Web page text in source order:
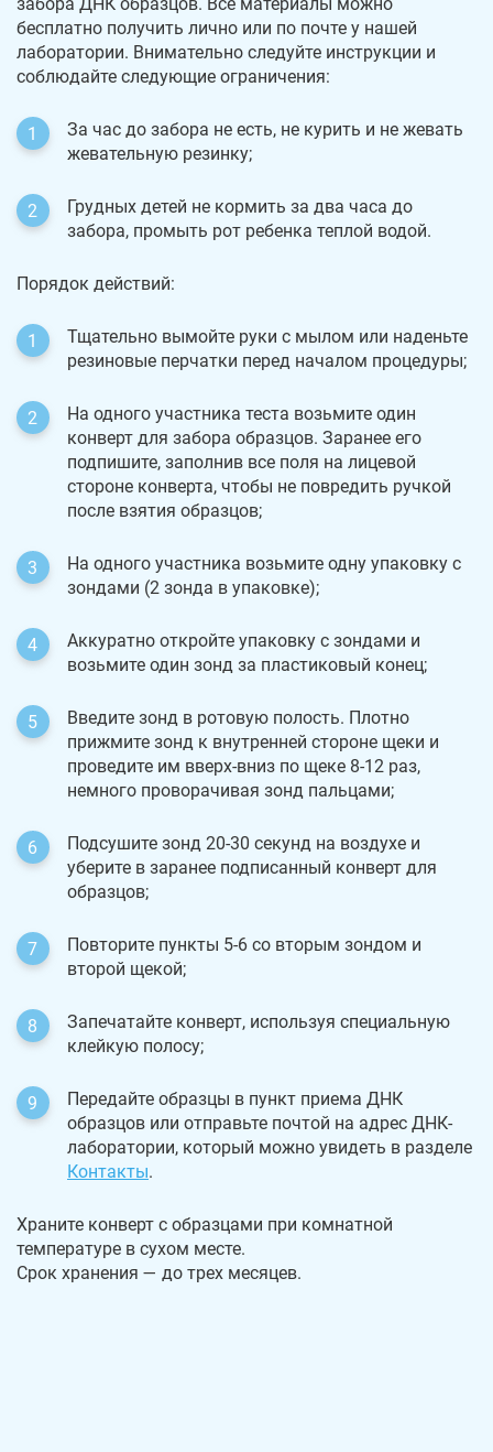
бесплатно получить лично или по почте у нашей
лаборатории. Внимательно следуйте инструкции и
соблюдайте следующие ограничения:
За час до забора не есть, не курить и не жевать
жевательную резинку;
Грудных детей не кормить за два часа до
забора, промыть рот ребенка теплой водой.
Порядок действий:
Тщательно вымойте руки с мылом или наденьте
резиновые перчатки перед началом процедуры;
На одного участника теста возьмите один
конверт для забора образцов. Заранее его
подпишите, заполнив все поля на лицевой
стороне конверта, чтобы не повредить ручкой
после взятия образцов;
На одного участника возьмите одну упаковку с
зондами (2 зонда в упаковке);
Аккуратно откройте упаковку с зондами и
возьмите один зонд за пластиковый конец;
Введите зонд в ротовую полость. Плотно
прижмите зонд к внутренней стороне щеки и
проведите им вверх-вниз по щеке 8-12 раз,
немного проворачивая зонд пальцами;
Подсушите зонд 20-30 секунд на воздухе и
уберите в заранее подписанный конверт для
образцов;
Повторите пункты 5-6 со вторым зондом и
второй щекой;
Запечатайте конверт, используя специальную
клейкую полосу;
Передайте образцы в пункт приема ДНК
образцов или отправьте почтой на адрес ДНК-
лаборатории, который можно увидеть в разделе
Контакты.
Храните конверт с образцами при комнатной
температуре в сухом месте.
Срок хранения — до трех месяцев.